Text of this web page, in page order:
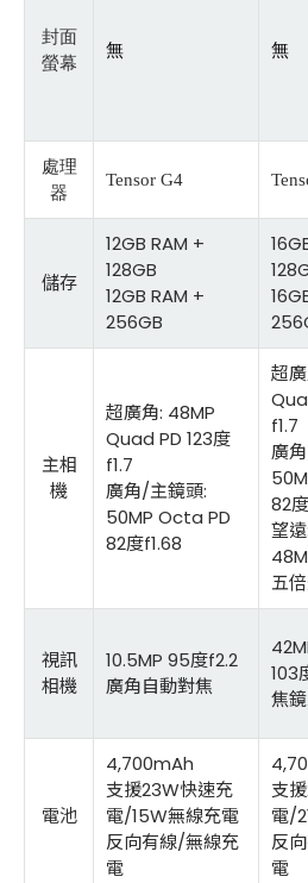
封面
螢幕
無 無
處理
器
Tensor G4
儲存
12GB RAM +
128GB
12GB RAM +
256GB
主相
機
超廣角: 48MP
Quad PD 123度
f1.7
廣角/主鏡頭:
50MP Octa PD
82度f1.68
超
f1.7
廣
82
望
五
視訊
相機
10.5MP 95度f2.2
廣角自動對焦
103
焦
電池
4,700mAh
支援23W快速充
電/15W無線充電
反向有線/無線充
電
支
電/
反
電